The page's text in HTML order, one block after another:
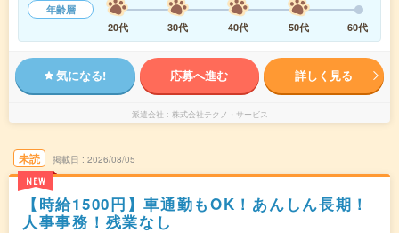
年齢層
20代
30代 40代 50代 60代
気になる! 応募へ進む 詳しく見る
派遣会社 株式会社テクノ・サービス
未読
NEW
掲載日 2026/08/05
【時給1500円】車通勤もOK！あんしん長期！
人事事務！残業なし